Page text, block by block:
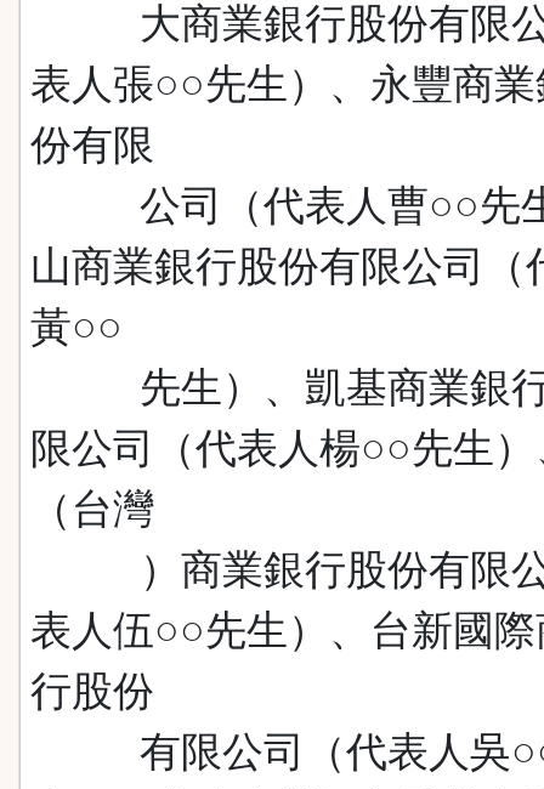
大商業銀行股份有限公
表人張○○先生）、永豐商
份有限
公司（代表人曹○○先
山商業銀行股份有限公司（
黃○○
先生）、凱基商業銀行
限公司（代表人楊○○先生
（台灣
）商業銀行股份有限公
表人伍○○先生）、台新國
行股份
有限公司（代表人吳